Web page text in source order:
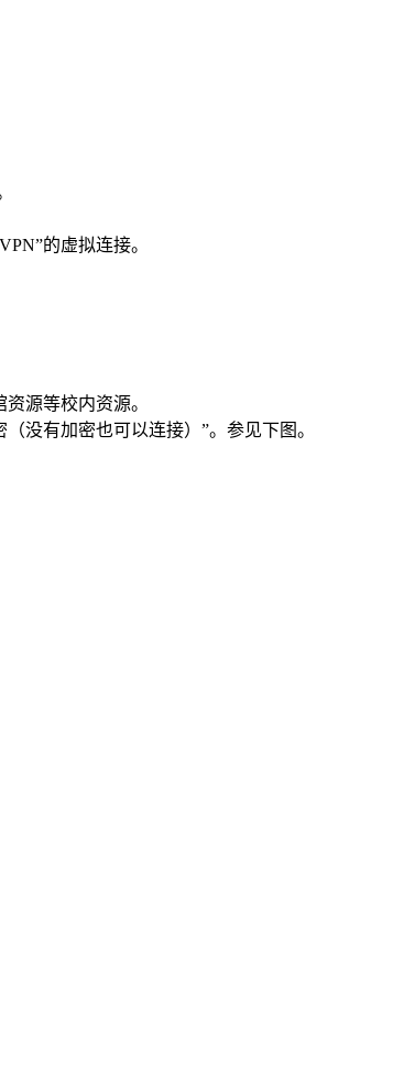
的虚拟连接。
源等校内资源。
没有加密也可以连接）”。参见下图。